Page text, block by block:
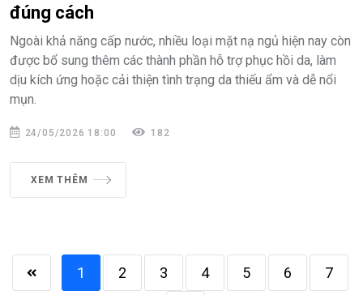
đúng cách
Ngoài khả năng cấp nước, nhiều loại mặt nạ ngủ hiện nay còn
được bổ sung thêm các thành phần hỗ trợ phục hồi da, làm
dịu kích ứng hoặc cải thiện tình trạng da thiếu ẩm và dễ nổi
mụn.
24/05/2026 18:00 182
XEM THÊM
1 2 3 4 5 6 7